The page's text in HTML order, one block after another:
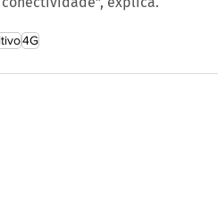
4G